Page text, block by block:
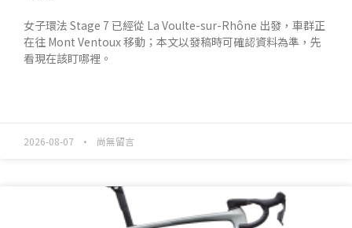
女子環法 Stage 7 已經從 La Voulte-sur-Rhône 出發，車群正
在往 Mont Ventoux 移動；本文以發稿時可確認資料為準，先
看現在該盯哪裡。
2026-08-07 尚無留言